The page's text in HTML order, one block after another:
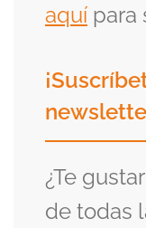
aquí para
¿Te
de todas